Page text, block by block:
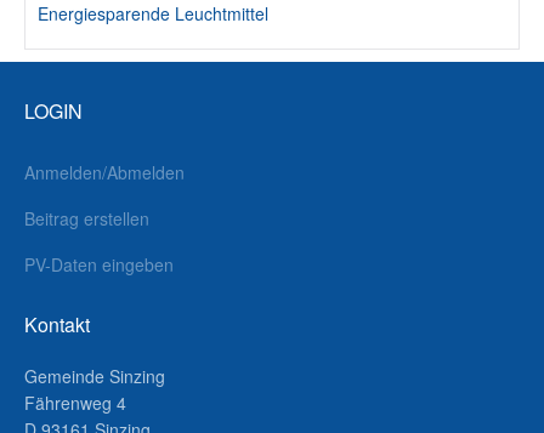
Energiesparende Leuchtmittel
LOGIN
Anmelden/Abmelden
Beitrag erstellen
PV-Daten eingeben
Kontakt
Gemeinde Sinzing
Fährenweg 4